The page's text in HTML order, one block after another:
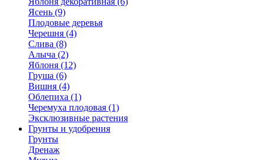
Ясень (9)
Плодовые деревья
Черешня (4)
Слива (8)
Алыча (2)
Яблоня (12)
Груша (6)
Вишня (4)
Облепиха (1)
Черемуха плодовая (1)
Эксклюзивные растения
Грунты и удобрения
Грунты
Дренаж